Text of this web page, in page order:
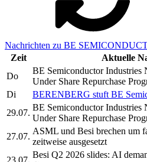
Nachrichten zu BE
Zeit
Aktuelle
Do
BE Semiconductor Industries
Under Share Repurchase
Di
BERENBERG stuft BE
29.07.
BE Semiconductor Industries
Under Share Repurchase
27.07.
ASML und Besi brechen um
zeitweise ausgesetzt
23.07.
Besi Q2 2026 slides: AI